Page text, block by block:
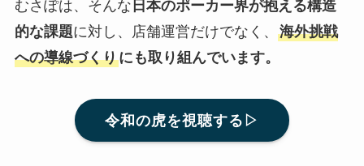
むさぽは、そんな 日本のポーカー界が抱える構造
的な課題に対し、店舗運営だけでなく、 海外挑戦
への導線づくりにも取り組んでいます。
令和の虎を視聴する▷